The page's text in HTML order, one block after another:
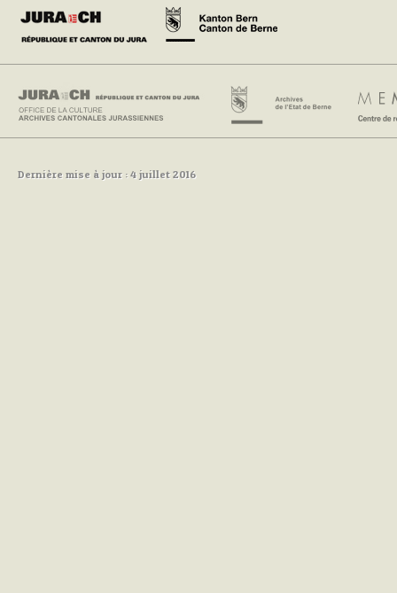
Dernière mise à jour : 4 juillet 2016